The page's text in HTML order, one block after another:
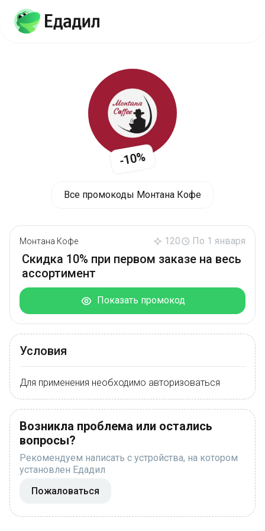
-10%
Все промокоды Монтана Кофе
Монтана Кофе 120 По 1 января
Скидка 10% при первом заказе на весь
ассортимент
Показать промокод
Условия
Для применения необходимо авторизоваться
Возникла проблема или остались
вопросы?
Рекомендуем написать с устройства, на котором
установлен Едадил
Пожаловаться